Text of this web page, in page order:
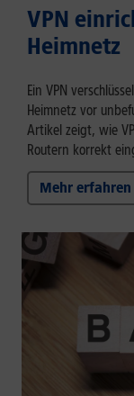
VPN
Heimnetz
Ein VPN
Heimnetz vor
Artikel zeigt, wie
Routern korrekt
Mehr erfahren